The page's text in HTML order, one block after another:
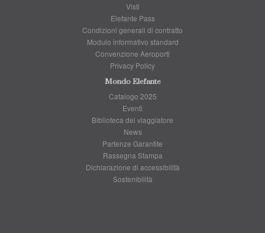
Visti
Elefante Pass
Condizioni generali di contratto
Modulo informativo standard
Convenzione Aeroporti
Privacy Policy
Mondo Elefante
Catalogo 2025
Eventi
Biblioteca del viaggiatore
News
Partenze Garantite
Rassegna Stampa
Dichiarazione di accessibilità
Sostenibilità